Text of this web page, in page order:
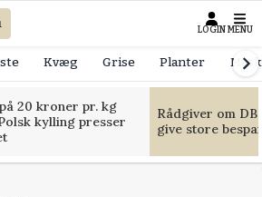
LOGIN MENU
Kvæg Grise Planter
20 kroner pr. kg
kylling presser
Rådgiver om
give store